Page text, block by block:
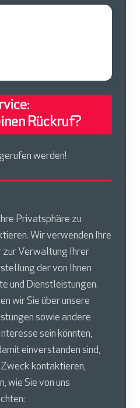
Rückruf?
werden!
Privatsphäre zu
Wir verwenden Ihre
zur Verwaltung Ihrer
der von Ihnen
und Dienstleistungen.
wir Sie über unsere
sowie andere
sein könnten,
einverstanden sind,
kontaktieren,
wie Sie von uns